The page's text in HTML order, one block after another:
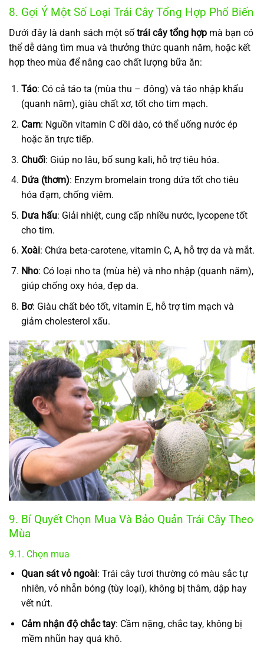
8. Gợi Ý Một Số Loại Trái Cây Tổng Hợp Phổ Biến
Dưới đây là danh sách một sốtrái cây tổng hợp mà bạn có
thể dễ dàng tìm mua và thưởng thức quanh năm, hoặc kết
hợp theo mùa để nâng cao chất lượng bữa ăn:
Táo: Có cả táo ta (mùa thu – đông) và táo nhập khẩu
(quanh năm), giàu chất xơ, tốt cho tim mạch.
Cam: Nguồn vitamin C dồi dào, có thể uống nước ép
hoặc ăn trực tiếp.
Chuối: Giúp no lâu, bổ sung kali, hỗ trợ tiêu hóa.
Dứa (thơm): Enzym bromelain trong dứa tốt cho tiêu
hóa đạm, chống viêm.
Dưa hấu: Giải nhiệt, cung cấp nhiều nước, lycopene tốt
cho tim.
Xoài: Chứa beta-carotene, vitamin C, A, hỗ trợ da và mắt.
Nho: Có loại nho ta (mùa hè) và nho nhập (quanh năm),
giúp chống oxy hóa, đẹp da.
Bơ: Giàu chất béo tốt, vitamin E, hỗ trợ tim mạch và
giảm cholesterol xấu.
9. Bí Quyết Chọn Mua Và Bảo Quản Trái Cây Theo
Mùa
9.1. Chọn mua
Quan sát vỏ ngoài: Trái cây tươi thường có màu sắc tự
nhiên, vỏ nhẵn bóng (tùy loại), không bị thâm, dập hay
vết nứt.
Cảm nhận độ chắc tay: Cầm nặng, chắc tay, không bị
mềm nhũn hay quá khô.